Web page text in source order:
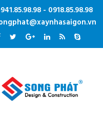
- 0918.85.98.98